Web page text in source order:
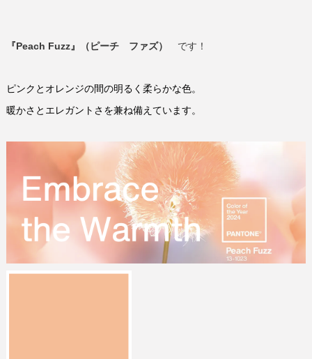
『Peach Fuzz』（ピーチ ファズ） です！
ピンクとオレンジの間の明るく柔らかな色。
暖かさとエレガントさを兼ね備えています。